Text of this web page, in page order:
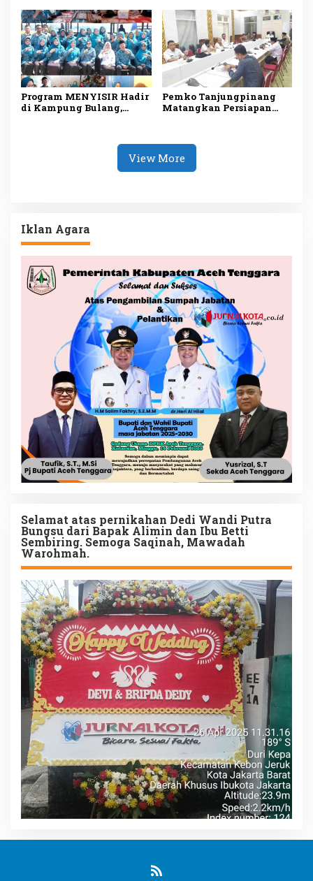
Riwayat Bantuan Tercatat
dalam Satu Data
Gotong Royong
Program MENYISIR Hadir
di Kampung Bulang,
Pembinaan Keluarga
Pemko Tanjungpinang
Matangkan Persiapan
Masjid
View More
Iklan Agara
Selamat atas pernikahan Dedi Wandi Putra
Bungsu dari Bapak Alimin dan Ibu Betti
Sembiring. Semoga Saqinah, Mawadah
Warohmah.